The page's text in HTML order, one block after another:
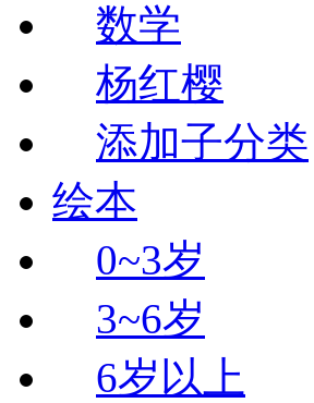
数学
杨红樱
添加子分类
绘本
0~3岁
3~6岁
6岁以上